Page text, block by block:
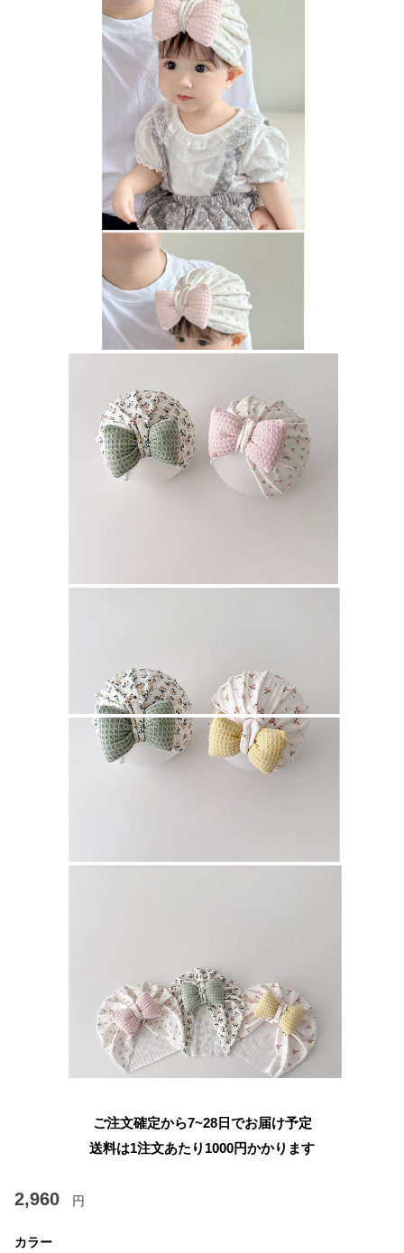
ご注文確定から7~28日でお届け予定
送料は1注文あたり 1000円かかります
2,960 円
カラー